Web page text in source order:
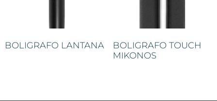
BOLIGRAFO LANTANA
BOLIGRAFO TOUCH
MIKONOS